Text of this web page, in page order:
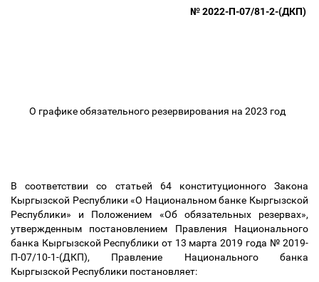
№ 2022-П-07/81-2-(ДКП)
О графике обязательного резервирования на 2023 год
В соответствии со статьей 64 конституционного Закона
Кыргызской Республики «О Национальном банке Кыргызской
Республики» и Положением «Об обязательных резервах»,
утвержденным постановлением Правления Национального
банка Кыргызской Республики от 13 марта 2019 года № 2019-
П-07/10-1-(ДКП), Правление Национального банка
Кыргызской Республики постановляет: